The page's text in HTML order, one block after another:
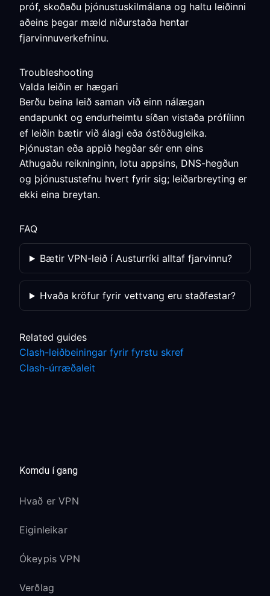
próf, skoðaðu þjónustuskilmálana og haltu leiðinni
aðeins þegar mæld niðurstaða hentar
fjarvinnuverkefninu.
Troubleshooting
Valda leiðin er hægari
Berðu beina leið saman við einn nálægan
endapunkt og endurheimtu síðan vistaða prófílinn
ef leiðin bætir við álagi eða óstöðugleika.
Þjónustan eða appið hegðar sér enn eins
Athugaðu reikninginn, lotu appsins, DNS-hegðun
og þjónustustefnu hvert fyrir sig; leiðarbreyting er
ekki eina breytan.
FAQ
Bætir VPN-leið í Austurríki alltaf fjarvinnu?
Hvaða kröfur fyrir vettvang eru staðfestar?
Related guides
Clash-leiðbeiningar fyrir fyrstu skref
Clash-úrræðaleit
Komdu í gang
Hvað er VPN
Eiginleikar
Ókeypis VPN
Verðlag